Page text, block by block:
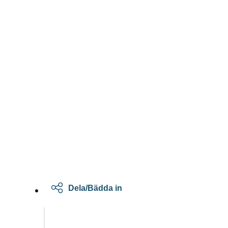
Dela/Bädda in